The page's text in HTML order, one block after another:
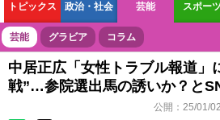
トピックス 政治・社会 芸能 スポー
ボートレース 競輪 オートレース
芸能 グラビア コラム
中居正広「女性トラブル報道」
戦”…参院選出馬の誘いか？と
公開： 25/01/